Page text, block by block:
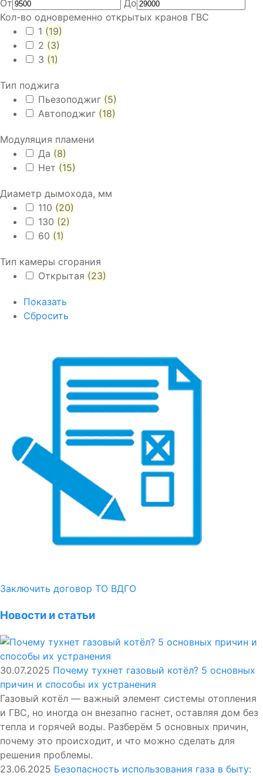
От
До
Кол-во одновременно открытых кранов ГВС
1 (19)
2 (3)
3 (1)
Тип поджига
Пьезоподжиг (5)
Автоподжиг (18)
Модуляция пламени
Да (8)
Нет (15)
Диаметр дымохода, мм
110 (20)
130 (2)
60 (1)
Тип камеры сгорания
Открытая (23)
Показать
Сбросить
Заключить договор ТО ВДГО
Новости и статьи
30.07.2025 Почему тухнет газовый котёл? 5 основных
причин и способы их устранения
Газовый котёл — важный элемент системы отопления
и ГВС, но иногда он внезапно гаснет, оставляя дом без
тепла и горячей воды. Разберём 5 основных причин,
почему это происходит, и что можно сделать для
решения проблемы.
23.06.2025 Безопасность использования газа в быту: